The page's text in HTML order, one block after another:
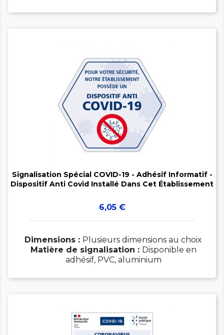

Signalisation Spécial COVID-19 - Adhésif Informatif -
Dispositif Anti Covid Installé Dans Cet Établissement
Prix
6,05 €
Dimensions : Plusieurs dimensions au choix
Matière de signalisation : Disponible en
adhésif, PVC, aluminium